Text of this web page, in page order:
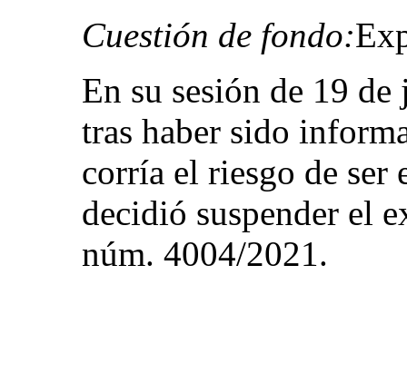
Cuestión de fondo:
En su sesión de 19
tras haber sido
corría el riesgo de ser
decidió suspender el
núm. 4004/2021.